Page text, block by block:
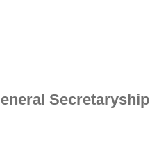
Secretaryship